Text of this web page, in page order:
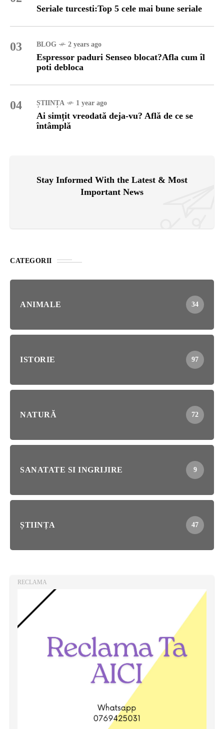
Seriale turcesti:Top 5 cele mai bune seriale
03 BLOG 2 years ago
Espressor paduri Senseo blocat?Afla cum îl
poti debloca
04 ȘTIINȚA 1 year ago
Ai simțit vreodată deja-vu? Află de ce se
întâmplă
Stay Informed With the Latest & Most
Important News
CATEGORII
ANIMALE 34
ISTORIE 97
NATURĂ 72
SANATATE SI INGRIJIRE 9
ȘTIINȚA 47
RECLAMA